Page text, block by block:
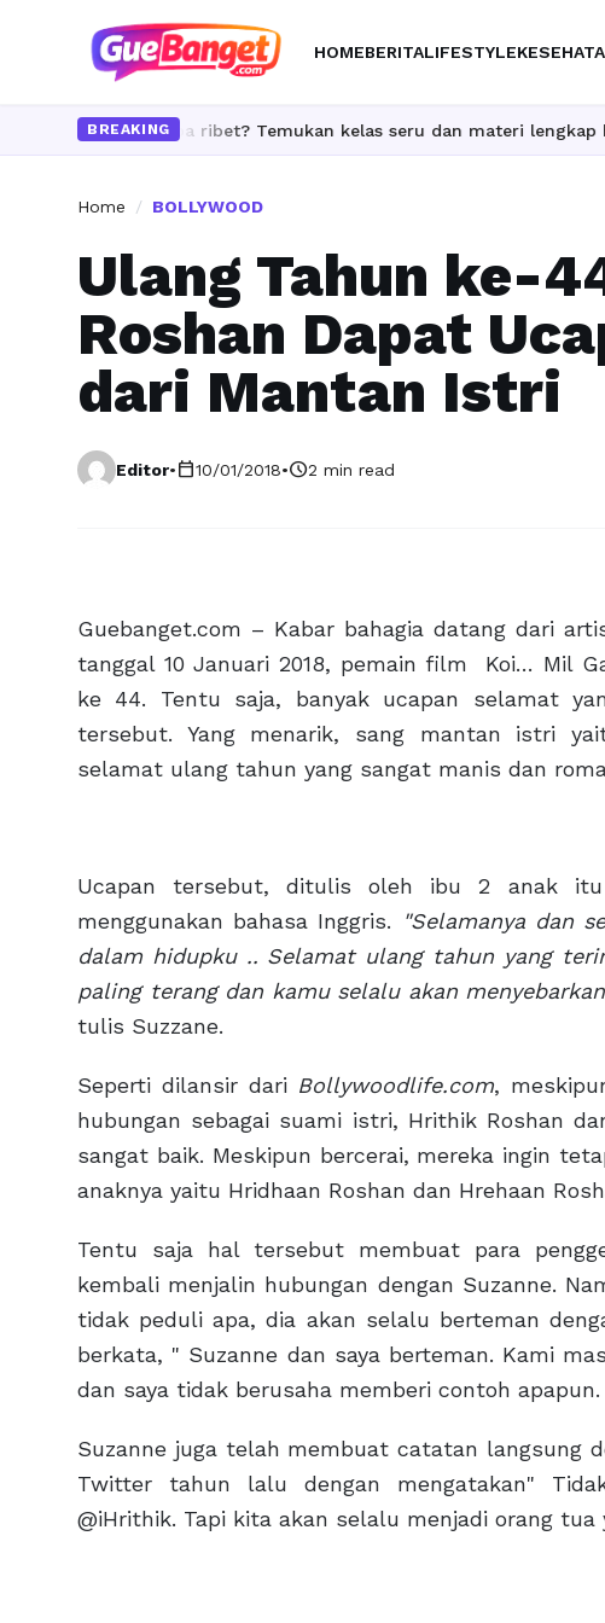
HOMEBERITALIFESTYLE
BREAKING
skill tanpa ribet? Temukan kelas seru dan materi lengkap
Home / BOLLYWOOD
Ulang Tahun ke-
Roshan Dapat
dari Mantan Istri
Editor•calendar_today10/01/2018•schedule2 min read
Guebanget.com – Kabar bahagia datang dari
tanggal 10 Januari 2018, pemain film Koi… Mil
ke 44. Tentu saja, banyak ucapan selamat
tersebut. Yang menarik, sang mantan istri
selamat ulang tahun yang sangat manis dan
Ucapan tersebut, ditulis oleh ibu 2 anak itu
menggunakan bahasa Inggris.
"Selamanya dan
dalam hidupku .. Selamat ulang tahun yang
paling terang dan kamu selalu akan
tulis Suzzane.
Seperti dilansir dari Bollywoodlife.com,
hubungan sebagai suami istri, Hrithik Roshan
sangat baik. Meskipun bercerai, mereka ingin
anaknya yaitu Hridhaan Roshan dan Hrehaan
Tentu saja hal tersebut membuat para
kembali menjalin hubungan dengan Suzanne.
tidak peduli apa, dia akan selalu berteman
berkata, " Suzanne dan saya berteman. Kami
dan saya tidak berusaha memberi contoh apapun.
Suzanne juga telah membuat catatan langsung
Twitter tahun lalu dengan mengatakan"
@iHrithik. Tapi kita akan selalu menjadi orang tua